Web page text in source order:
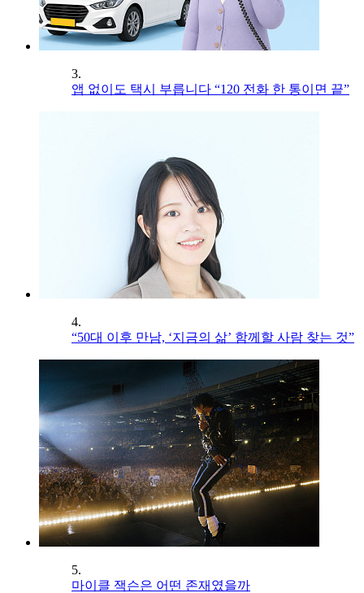
3.
앱 없이도 택시 부릅니다 “120 전화 한 통이면 끝”
4.
“50대 이후 만남, ‘지금의 삶’ 함께할 사람 찾는 것”
5.
마이클 잭슨은 어떤 존재였을까